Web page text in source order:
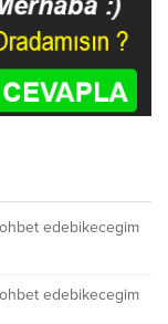
edebikecegim
edebikecegim